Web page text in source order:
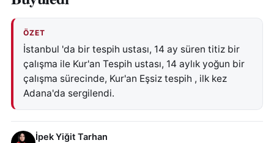
ÖZET
İstanbul 'da bir tespih ustası, 14 ay süren titiz bir
çalışma ile Kur'an Tespih ustası, 14 aylık yoğun bir
çalışma sürecinde, Kur'an Eşsiz tespih , ilk kez
Adana'da sergilendi.
İpek Yiğit Tarhan